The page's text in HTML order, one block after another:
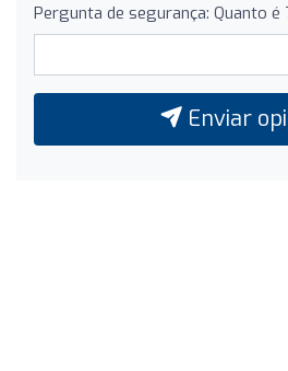
Pergunta de segurança: Quanto é
Enviar